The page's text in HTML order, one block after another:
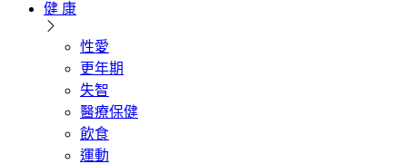
健 康
性愛
更年期
失智
醫療保健
飲食
運動